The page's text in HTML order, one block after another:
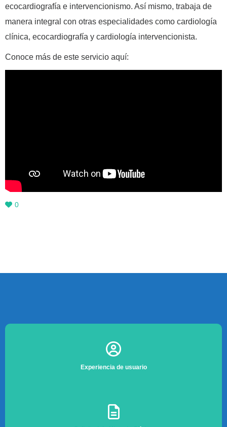
ecocardiografía e intervencionismo. Así mismo, trabaja de
manera integral con otras especialidades como cardiología
clínica, ecocardiografía y cardiología intervencionista.
Conoce más de este servicio aquí:
0
Experiencia de usuario